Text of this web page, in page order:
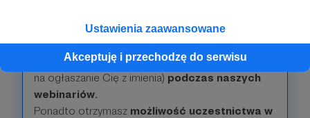
Ustawienia zaawansowane
Akceptuję i przechodzę do serwisu
Gratulacje! Jesteś teraz naszą MECENASKĄ lub
MECENASEM!Będziemy Cię wychwalać
imiennie, lub anonimowo(jeśli nie zgodzisz się
na ogłaszanie Cię z imienia) podczas naszych
webinariów.
Ponadto otrzymasz możliwość uczestnictwa w